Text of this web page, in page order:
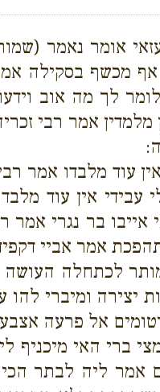
אומר נאמר
מכשף בסקילה אמר
לך מה אוב
מלמדין אמר רבי
עוד מלבדו אמר
עבידי אין עוד
אייבו בר נגרי
אמר אביי
לכתחלה
יצירה ומיברי
אל פרעה
ברי האי מיכניף
אמר ליה לבתר הכי